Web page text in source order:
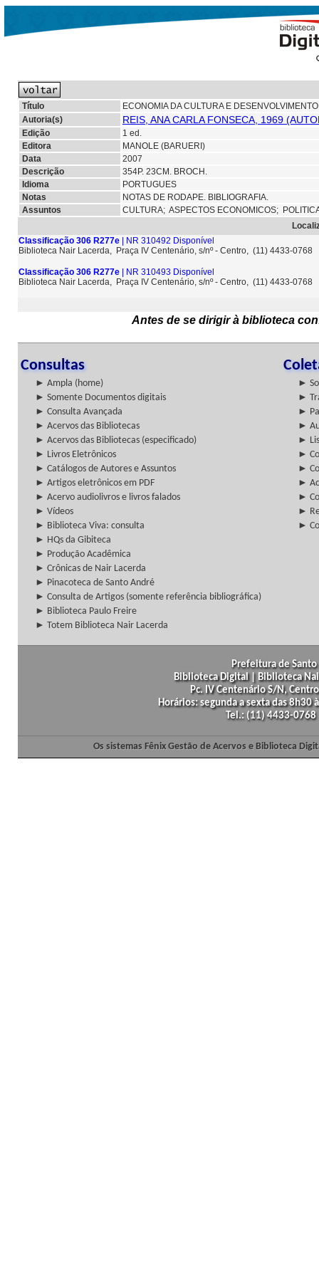
Título
ECONOMIA DA CULTURA E
Autoria(s)
REIS, ANA CARLA FONSECA, 1969
Edição
1 ed.
Editora
MANOLE (BARUERI)
Data
2007
Descrição
354P. 23CM. BROCH.
Idioma
PORTUGUES
Notas
NOTAS DE RODAPE. BIBLIOGRAFIA.
Assuntos
CULTURA; ASPECTOS ECONOMICOS;
Classificação 306 R277e | NR 310492 Disponível
Biblioteca Nair Lacerda, Praça IV Centenário, s/nº - Centro, (11) 4433-0768
Classificação 306 R277e | NR 310493 Disponível
Biblioteca Nair Lacerda, Praça IV Centenário, s/nº - Centro, (11) 4433-0768
Antes de se dirigir à biblioteca
Consultas
► Ampla (home)
►
► Somente Documentos digitais
►
► Consulta Avançada
►
► Acervos das Bibliotecas
►
► Acervos das Bibliotecas (especificado)
►
► Livros Eletrônicos
►
► Catálogos de Autores e Assuntos
►
► Artigos eletrônicos em PDF
►
► Acervo audiolivros e livros falados
►
► Vídeos
►
► Biblioteca Viva: consulta
►
► HQs da Gibiteca
► Produção Acadêmica
► Crônicas de Nair Lacerda
► Pinacoteca de Santo André
► Consulta de Artigos (somente referência bibliográfica)
► Biblioteca Paulo Freire
► Totem Biblioteca Nair Lacerda
Prefeitura de
Biblioteca Digital | Biblioteca
Pc. IV Centenário S/N,
Horários: segunda a sexta das
Tel.: (11) 4433-
Os sistemas Fênix Gestão de Acervos e Biblioteca